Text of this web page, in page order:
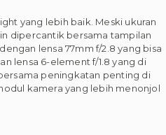
yang lebih baik. Meski ukuran
dipercantik bersama tampilan
lensa 77mm f/2.8 yang bisa
lensa 6-element f/1.8 yang di
peningkatan penting di
kamera yang lebih menonjol